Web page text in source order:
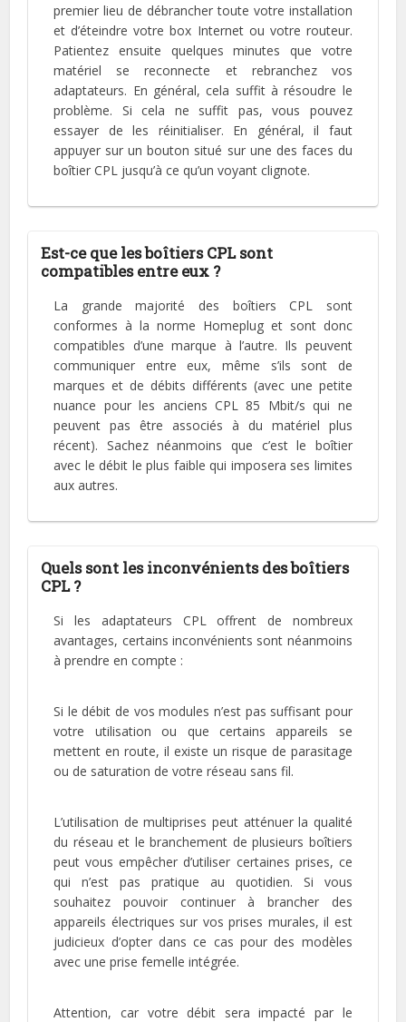
premier lieu de débrancher toute votre installation
et d’éteindre votre box Internet ou votre routeur.
Patientez ensuite quelques minutes que votre
matériel se reconnecte et rebranchez vos
adaptateurs. En général, cela suffit à résoudre le
problème. Si cela ne suffit pas, vous pouvez
essayer de les réinitialiser. En général, il faut
appuyer sur un bouton situé sur une des faces du
boîtier CPL jusqu’à ce qu’un voyant clignote.
Est-ce que les boîtiers CPL sont
compatibles entre eux ?
La grande majorité des boîtiers CPL sont
conformes à la norme Homeplug et sont donc
compatibles d’une marque à l’autre. Ils peuvent
communiquer entre eux, même s’ils sont de
marques et de débits différents (avec une petite
nuance pour les anciens CPL 85 Mbit/s qui ne
peuvent pas être associés à du matériel plus
récent). Sachez néanmoins que c’est le boîtier
avec le débit le plus faible qui imposera ses limites
aux autres.
Quels sont les inconvénients des boîtiers
CPL ?
Si les adaptateurs CPL offrent de nombreux
avantages, certains inconvénients sont néanmoins
à prendre en compte :
Si le débit de vos modules n’est pas suffisant pour
votre utilisation ou que certains appareils se
mettent en route, il existe un risque de parasitage
ou de saturation de votre réseau sans fil.
L’utilisation de multiprises peut atténuer la qualité
du réseau et le branchement de plusieurs boîtiers
peut vous empêcher d’utiliser certaines prises, ce
qui n’est pas pratique au quotidien. Si vous
souhaitez pouvoir continuer à brancher des
appareils électriques sur vos prises murales, il est
judicieux d’opter dans ce cas pour des modèles
avec une prise femelle intégrée.
Attention, car votre débit sera impacté par le